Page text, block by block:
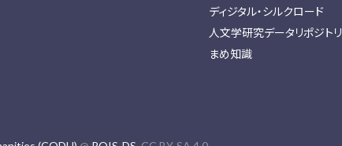
ディジタル・シルクロード
人文学研究データリポジトリ
まめ知識